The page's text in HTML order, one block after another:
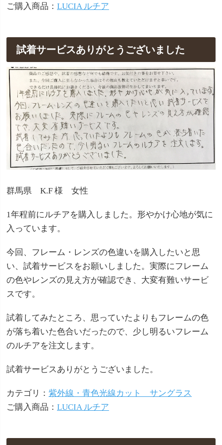
ご購入商品： LUCIA ルチア
試着サービスありがとうございました
群馬県 K.F 様 女性
1年程前にルチアを購入しました。形やかけ心地が気に
入っています。
今回、フレーム・レンズの色違いを購入したいと思
い、試着サービスをお願いしました。実際にフレーム
の色やレンズの見え方が確認でき、大変有難いサービ
スです。
試着してみたところ、思っていたよりもフレームの色
が落ち着いた色合いだったので、少し明るいフレーム
のルチアを注文します。
試着サービスありがとうございました。
カテゴリ： 紫外線・青色光線カット サングラス
ご購入商品： LUCIA ルチア